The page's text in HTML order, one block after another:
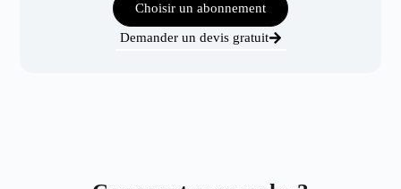
Choisir un abonnement
Demander un devis gratuit